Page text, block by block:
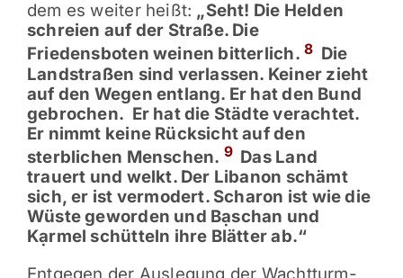
dem es weiter heißt: „Seht! Die Helden
schreien auf der Straße. Die
Friedensboten weinen bitterlich. 8 Die
Landstraßen sind verlassen. Keiner zieht
auf den Wegen entlang. Er hat den Bund
gebrochen. Er hat die Städte verachtet.
Er nimmt keine Rücksicht auf den
sterblichen Menschen. 9 Das Land
trauert und welkt. Der Libanon schämt
sich, er ist vermodert. Scharon ist wie die
Wüste geworden und Bạschan und
Kạrmel schütteln ihre Blätter ab.“
Entgegen der Auslegung der Wachtturm-